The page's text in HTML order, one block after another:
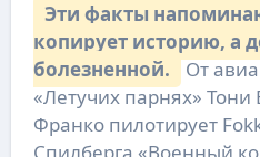
Эти факты
копирует историю, а
болезненной.
От
«Летучих парнях»
Франко пилотирует